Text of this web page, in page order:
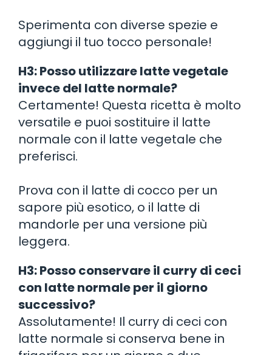
Sperimenta con diverse spezie e
aggiungi il tuo tocco personale!
H3: Posso utilizzare latte vegetale
invece del latte normale?
Certamente! Questa ricetta è molto
versatile e puoi sostituire il latte
normale con il latte vegetale che
preferisci.
Prova con il latte di cocco per un
sapore più esotico, o il latte di
mandorle per una versione più
leggera.
H3: Posso conservare il curry di ceci
con latte normale per il giorno
successivo?
Assolutamente! Il curry di ceci con
latte normale si conserva bene in